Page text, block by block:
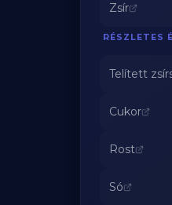
Zsír
RÉSZLETES
Telített
Cukor
Rost
Só